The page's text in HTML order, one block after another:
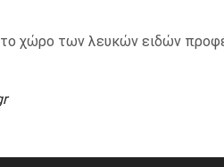
χώρο των λευκών ειδών